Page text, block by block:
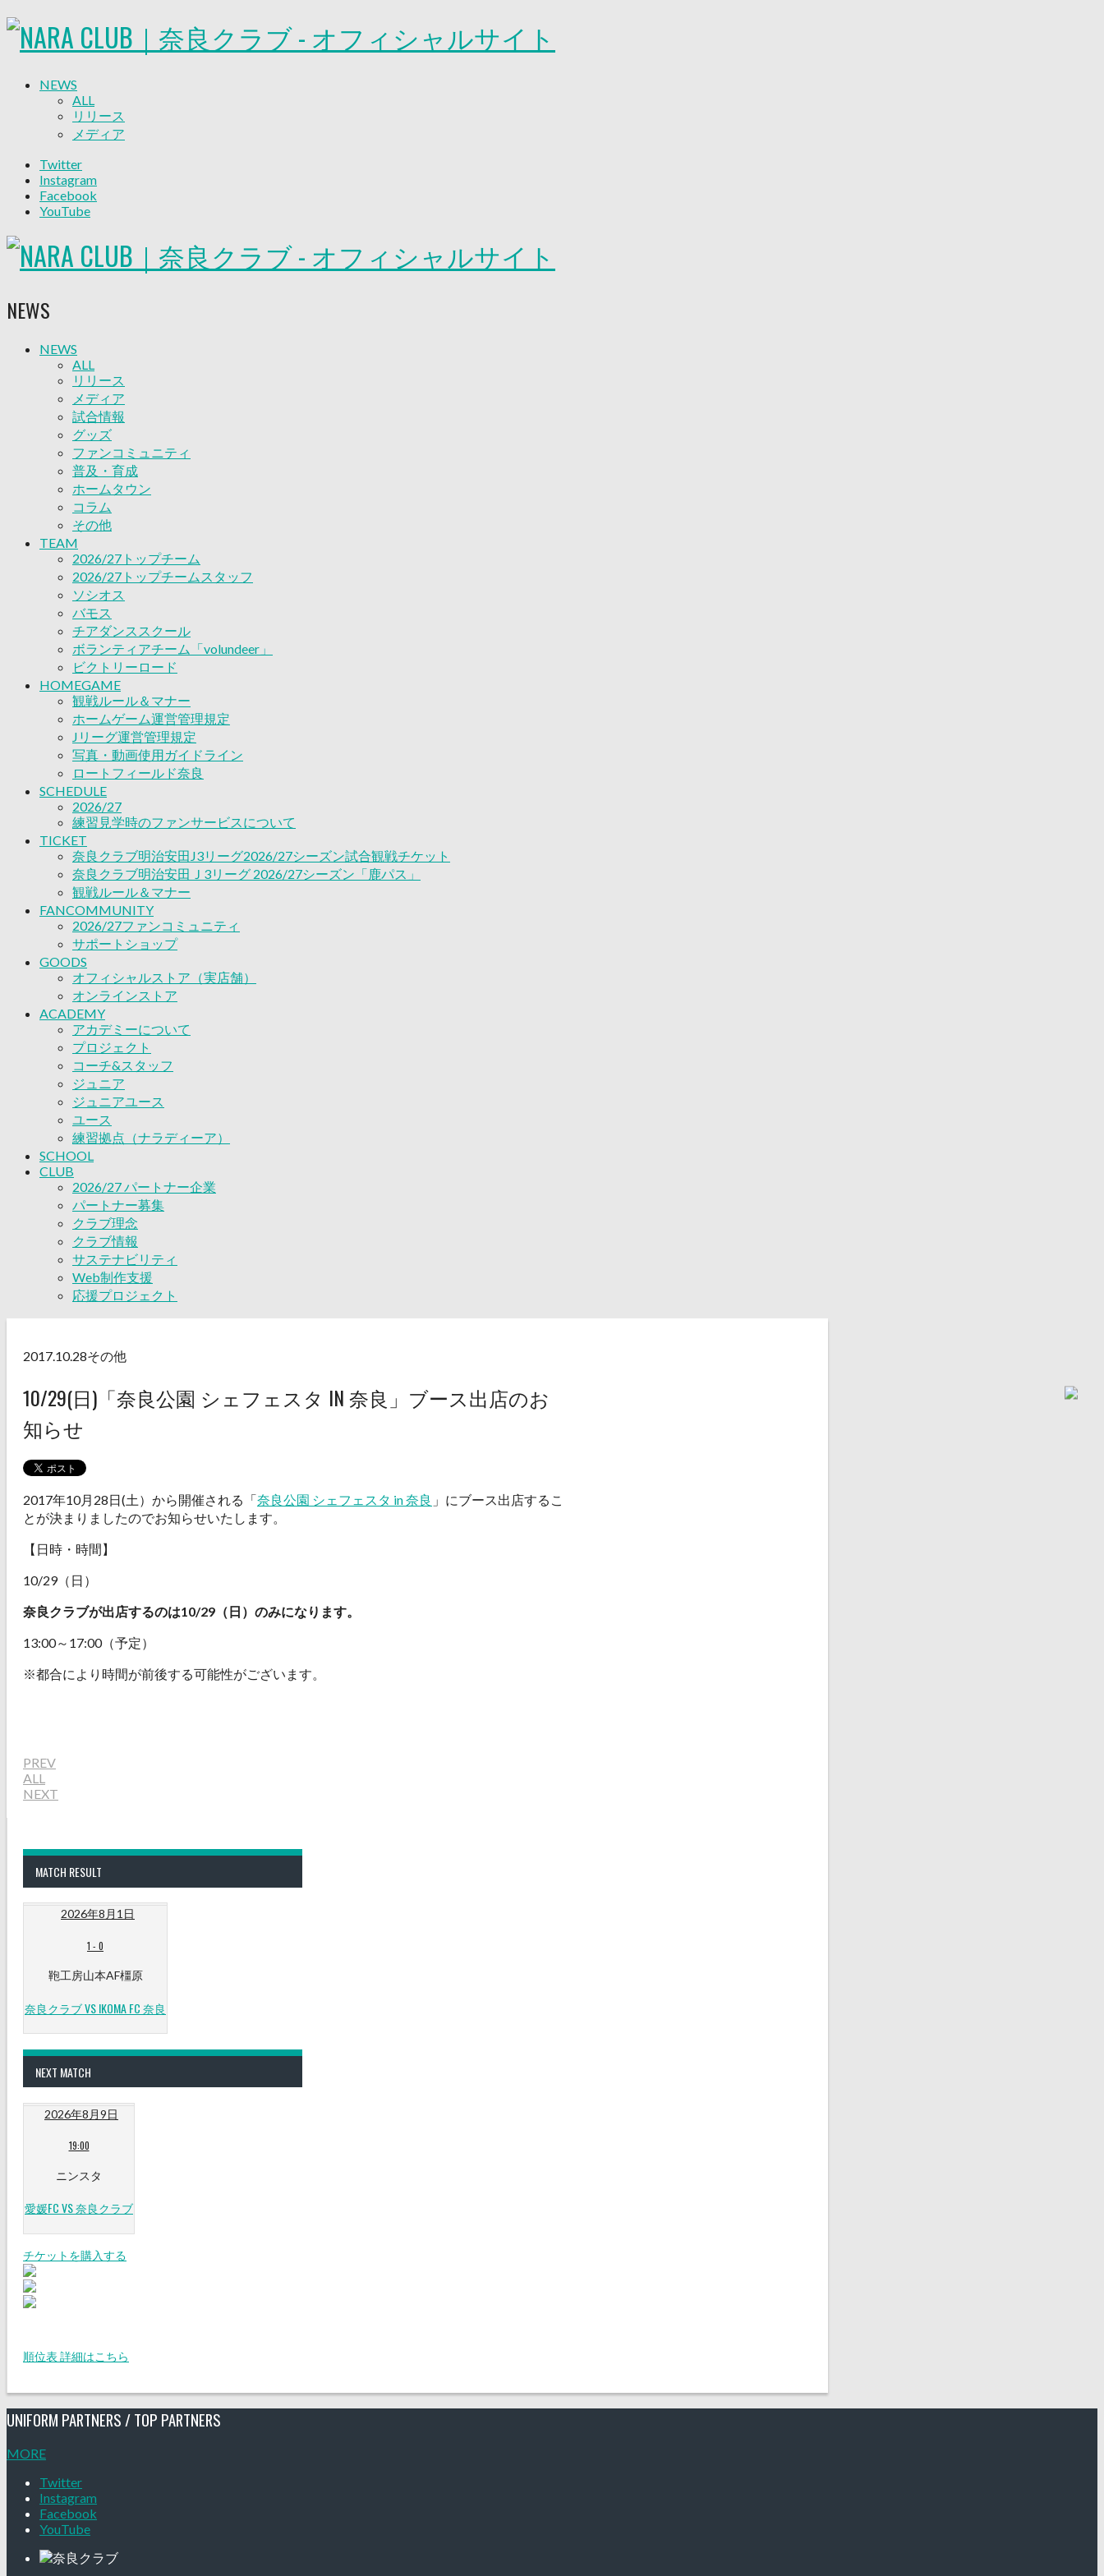
NEWS
ALL
リリース
メディア
グッズ
ファンコミュニティ
普及・育成
コラム
その他
バモス
チアダンススクール
ボランティアチーム「volundeer」
ビクトリーロード
HOMEGAME
観戦ルール＆マナー
ホームゲーム運営管理規定
Jリーグ運営管理規定
写真・動画使用ガイドライン
ロートフィールド奈良
SCHEDULE
2026/27
練習見学時のファンサービスについて
TICKET
奈良クラブ明治安田J3リーグ2026/27シーズン試合観戦チケット
奈良クラブ明治安田Ｊ3リーグ 2026/27シーズン「鹿パス」
観戦ルール＆マナー
FANCOMMUNITY
2026/27ファンコミュニティ
サポートショップ
GOODS
オフィシャルストア（実店舗）
オンラインストア
ACADEMY
アカデミーについて
プロジェクト
コーチ&スタッフ
ジュニア
ジュニアユース
ユース
練習拠点（ナラディーア）
SCHOOL
CLUB
2026/27 パートナー企業
パートナー募集
クラブ理念
クラブ情報
サステナビリティ
Web制作支援
応援プロジェクト
Twitter
Instagram
Facebook
YouTube
NEWS
NEWS
ALL
リリース
メディア
試合情報
グッズ
ファンコミュニティ
普及・育成
ホームタウン
コラム
その他
TEAM
2026/27トップチーム
2026/27トップチームスタッフ
ソシオス
バモス
チアダンススクール
ボランティアチーム「volundeer」
ビクトリーロード
HOMEGAME
観戦ルール＆マナー
ホームゲーム運営管理規定
Jリーグ運営管理規定
写真・動画使用ガイドライン
ロートフィールド奈良
SCHEDULE
2026/27
練習見学時のファンサービスについて
TICKET
奈良クラブ明治安田J3リーグ2026/27シーズン試合観戦チケット
奈良クラブ明治安田Ｊ3リーグ 2026/27シーズン「鹿パス」
観戦ルール＆マナー
FANCOMMUNITY
2026/27ファンコミュニティ
サポートショップ
GOODS
オフィシャルストア（実店舗）
オンラインストア
ACADEMY
アカデミーについて
プロジェクト
コーチ&スタッフ
ジュニア
ジュニアユース
ユース
練習拠点（ナラディーア）
SCHOOL
CLUB
2026/27 パートナー企業
パートナー募集
クラブ理念
クラブ情報
サステナビリティ
Web制作支援
応援プロジェクト
2017.10.28その他
10/29(日)「奈良公園 シェフェスタ IN 奈良」ブース出店のお
知らせ
2017年10月28日(土）から開催される「奈良公園 シェフェスタ in 奈良 」にブース出店するこ
とが決まりましたのでお知らせいたします。
【日時・時間】
10/29（日）
奈良クラブが出店するのは10/29（日）のみになります。
13:00～17:00（予定）
※都合により時間が前後する可能性がございます。
PREV
ALL
NEXT
MATCH RESULT
2026年8月1日
1 - 0
鞄工房山本AF橿原
奈良クラブ VS IKOMA FC 奈良
NEXT MATCH
2026年8月9日
19:00
ニンスタ
愛媛FC VS 奈良クラブ
チケットを購入する
順位表 詳細はこちら
UNIFORM PARTNERS / TOP PARTNERS
MORE
Twitter
Instagram
Facebook
YouTube